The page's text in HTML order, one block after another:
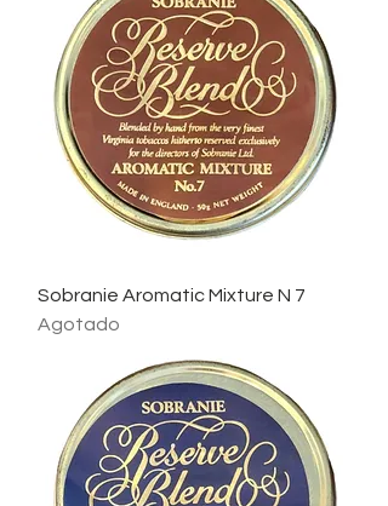
Sobranie Aromatic Mixture N 7
Agotado